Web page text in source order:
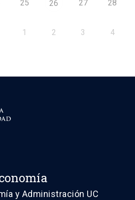
25 26 27 28
1 2 3 4
y Administración UC